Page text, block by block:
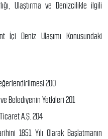
Ulaştırma ve Denizcilikle ilgili
İçi Deniz Ulaşımı Konusundaki
200
Belediyenin Yetkileri 201
A.Ş. 204
1851 Yılı Olarak Başlatmanın